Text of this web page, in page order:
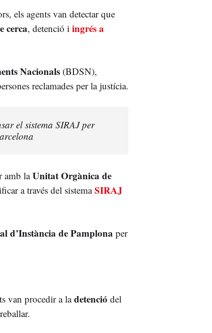
els agents van detectar que
cerca, detenció i ingrés a
Nacionals (BDSN),
reclamades per la justícia.
el sistema SIRAJ per
amb laUnitat Orgànica de
a través del sistemaSIRAJ
d’Instància de Pamplona per
van procedir a ladetenció del